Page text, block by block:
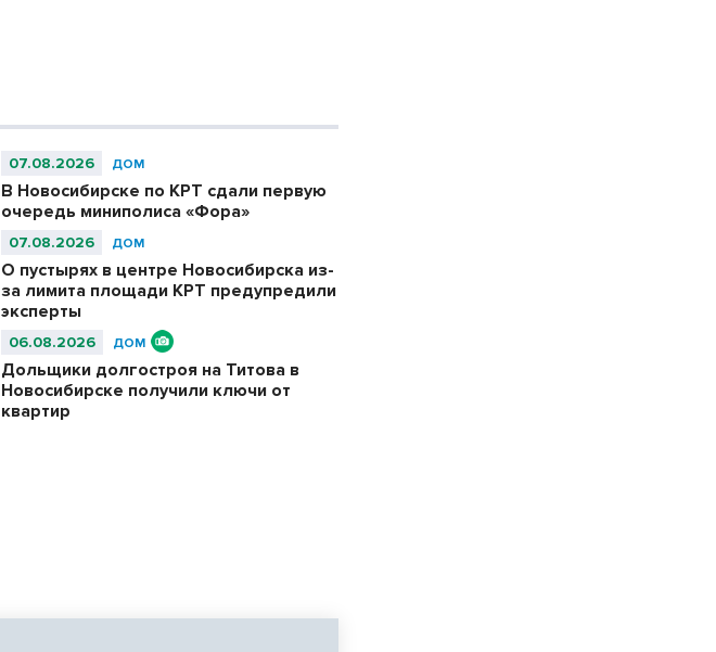
07.08.2026 ДОМ
В Новосибирске по КРТ сдали первую
очередь миниполиса «Фора»
07.08.2026 ДОМ
О пустырях в центре Новосибирска из-
за лимита площади КРТ предупредили
эксперты
06.08.2026 ДОМ
Дольщики долгостроя на Титова в
Новосибирске получили ключи от
квартир